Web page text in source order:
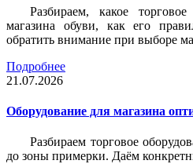
Разбираем, какое
магазина обуви, как его
обратить внимание при выборе
Подробнее
21.07.2026
Оборудование для магазина
Разбираем торговое
до зоны примерки. Даём